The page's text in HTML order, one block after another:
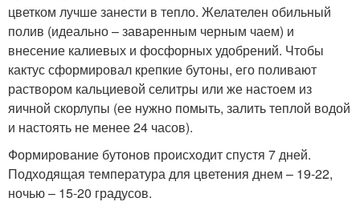
цветком лучше занести в тепло. Желателен обильный
полив (идеально – заваренным черным чаем) и
внесение калиевых и фосфорных удобрений. Чтобы
кактус сформировал крепкие бутоны, его поливают
раствором кальциевой селитры или же настоем из
яичной скорлупы (ее нужно помыть, залить теплой водой
и настоять не менее 24 часов).
Формирование бутонов происходит спустя 7 дней.
Подходящая температура для цветения днем – 19-22,
ночью – 15-20 градусов.